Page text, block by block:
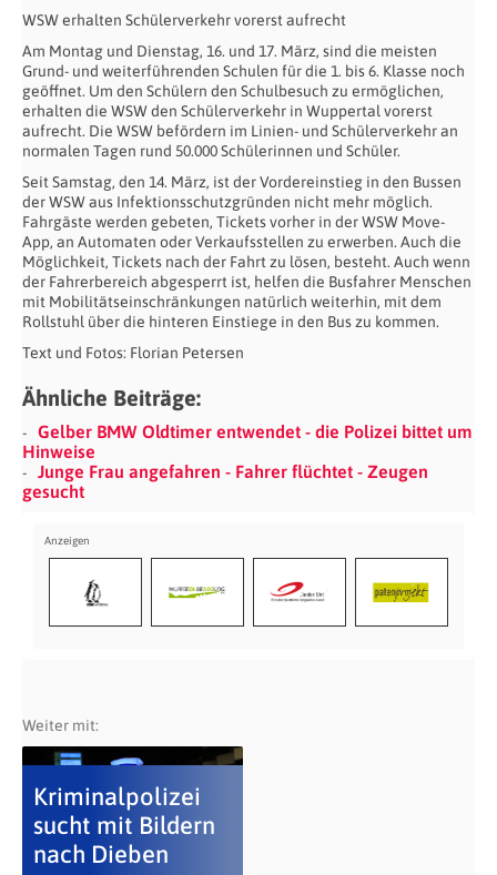
WSW erhalten Schülerverkehr vorerst aufrecht
Am Montag und Dienstag, 16. und 17. März, sind die meisten
Grund- und weiterführenden Schulen für die 1. bis 6. Klasse noch
geöffnet. Um den Schülern den Schulbesuch zu ermöglichen,
erhalten die WSW den Schülerverkehr in Wuppertal vorerst
aufrecht. Die WSW befördern im Linien- und Schülerverkehr an
normalen Tagen rund 50.000 Schülerinnen und Schüler.
Seit Samstag, den 14. März, ist der Vordereinstieg in den Bussen
der WSW aus Infektionsschutzgründen nicht mehr möglich.
Fahrgäste werden gebeten, Tickets vorher in der WSW Move-
App, an Automaten oder Verkaufsstellen zu erwerben. Auch die
Möglichkeit, Tickets nach der Fahrt zu lösen, besteht. Auch wenn
der Fahrerbereich abgesperrt ist, helfen die Busfahrer Menschen
mit Mobilitätseinschränkungen natürlich weiterhin, mit dem
Rollstuhl über die hinteren Einstiege in den Bus zu kommen.
Text und Fotos: Florian Petersen
Ähnliche Beiträge:
Gelber BMW Oldtimer entwendet - die Polizei bittet um
Hinweise
Junge Frau angefahren - Fahrer flüchtet - Zeugen
gesucht
Weiter mit:
Kriminalpolizei
sucht mit Bildern
nach Dieben